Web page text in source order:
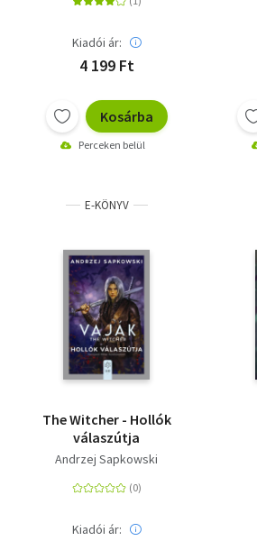
Kiadói ár:
4 199 Ft
Kosárba
Perceken belül
E-KÖNYV
The Witcher - Hollók
válaszútja
Andrzej Sapkowski
Kiadói ár: